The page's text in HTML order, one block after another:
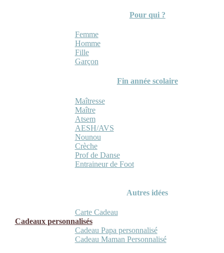
Pour qui ?
Femme
Homme
Fille
Garçon
Fin année scolaire
Maîtresse
Maître
Atsem
AESH/AVS
Nounou
Crèche
Prof de Danse
Entraineur de Foot
Autres idées
Carte Cadeau
Cadeaux personnalisés
Cadeau Papa personnalisé
Cadeau Maman Personnalisé